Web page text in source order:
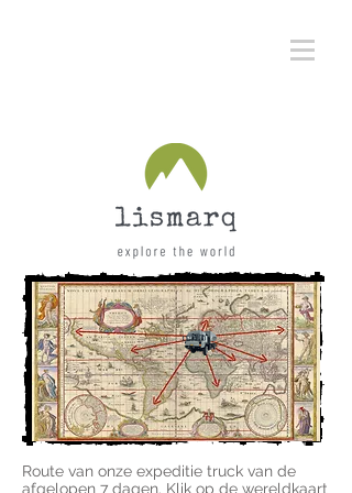
Route van onze expeditie truck van de
afgelopen 7 dagen. Klik op de wereldkaart